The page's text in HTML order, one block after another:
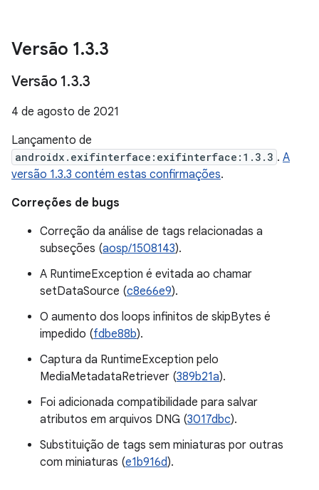
Versão 1.3.3
Versão 1.3.3
4 de agosto de 2021
Lançamento de
androidx.exifinterface:exifinterface:1.3.3 . A
versão 1.3.3 contém estas confirmações.
Correções de bugs
Correção da análise de tags relacionadas a
subseções (aosp/1508143).
A RuntimeException é evitada ao chamar
setDataSource (c8e66e9).
O aumento dos loops infinitos de skipBytes é
impedido (fdbe88b).
Captura da RuntimeException pelo
MediaMetadataRetriever (389b21a).
Foi adicionada compatibilidade para salvar
atributos em arquivos DNG (3017dbc).
Substituição de tags sem miniaturas por outras
com miniaturas (e1b916d).